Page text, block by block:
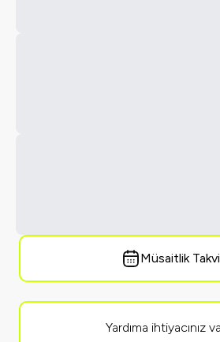
Müsaitlik
Yardıma ihtiyacınız